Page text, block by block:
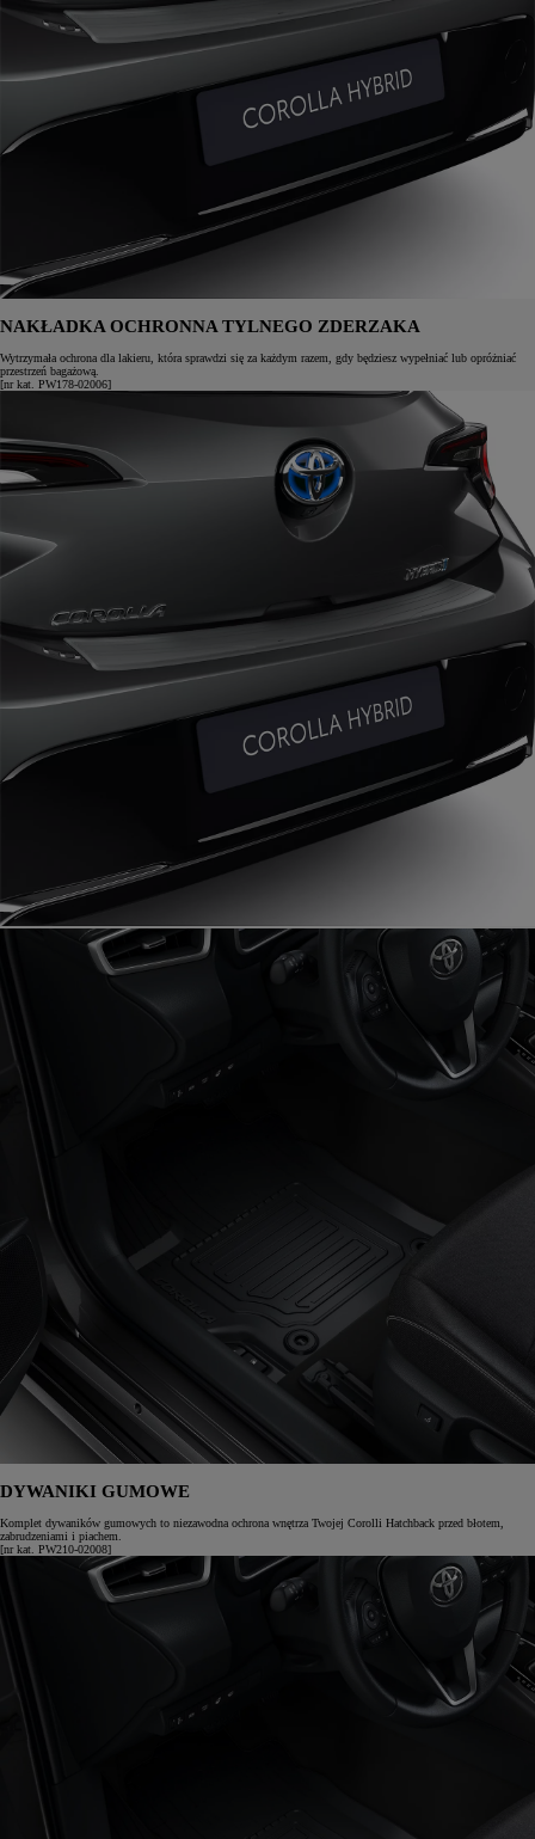
NAKŁADKA OCHRONNA TYLNEGO ZDERZAKA
Wytrzymała ochrona dla lakieru, która sprawdzi się za każdym razem, gdy będziesz wypełniać lub opróżniać
przestrzeń bagażową.
[nr kat. PW178-02006]
DYWANIKI GUMOWE
Komplet dywaników gumowych to niezawodna ochrona wnętrza Twojej Corolli Hatchback przed błotem,
zabrudzeniami i piachem.
[nr kat. PW210-02008]